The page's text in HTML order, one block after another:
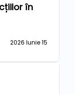
în
2026 Iunie 15